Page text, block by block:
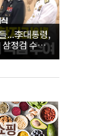
...李대통령,
정검 수치
정검 수치